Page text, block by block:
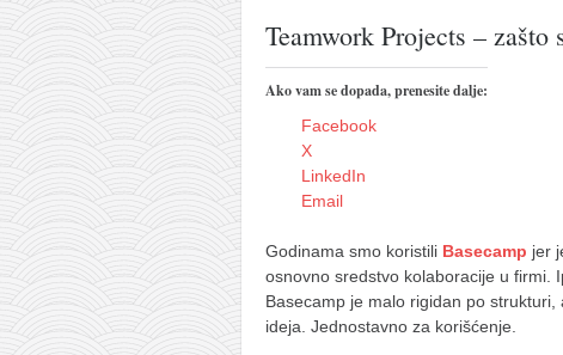
istorija karatea
bubishi
karate
kihon
naihanchi
kushanku
passai
temashiwari
kobudo
Teamwork Projects –
Ako vam se dopada, prenesite dalje:
Facebook
X
LinkedIn
Email
Godinama smo koristili Basecamp jer
osnovno sredstvo kolaboracije u firmi.
Basecamp je malo rigidan po
ideja. Jednostavno za korišćenje.